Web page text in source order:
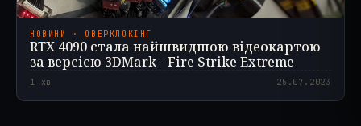
НОВИНИ · ОВЕРКЛОКІНГ
RTX 4090 стала найшвидшою відеокартою
за версією 3DMark - Fire Strike Extreme
1 хв 25.07.2023